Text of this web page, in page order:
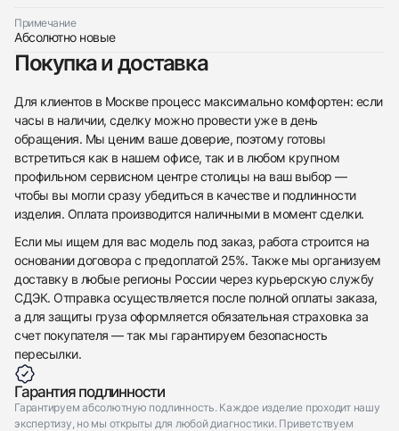
Примечание
Абсолютно новые
Покупка и доставка
Для клиентов в Москве процесс максимально комфортен: если
часы в наличии, сделку можно провести уже в день
обращения. Мы ценим ваше доверие, поэтому готовы
встретиться как в нашем офисе, так и в любом крупном
профильном сервисном центре столицы на ваш выбор —
чтобы вы могли сразу убедиться в качестве и подлинности
изделия. Оплата производится наличными в момент сделки.
Если мы ищем для вас модель под заказ, работа строится на
основании договора с предоплатой 25%. Также мы организуем
доставку в любые регионы России через курьерскую службу
СДЭК. Отправка осуществляется после полной оплаты заказа,
а для защиты груза оформляется обязательная страховка за
счет покупателя — так мы гарантируем безопасность
пересылки.
Гарантия подлинности
Гарантируем абсолютную подлинность. Каждое изделие проходит нашу
экспертизу, но мы открыты для любой диагностики. Приветствуем